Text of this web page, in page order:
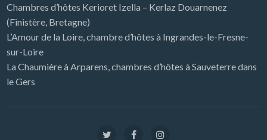
Chambres d’hôtes Kerioret Izella – Kerlaz Douarnenez
(Finistère, Bretagne)
L’Amour de la Loire, chambre d’hôtes à Ingrandes-le-Fresne-
sur-Loire
La Chaumière à Arparens, chambres d’hôtes à Sauveterre dans
le Gers